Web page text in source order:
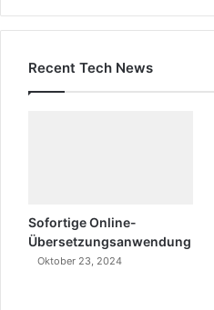
Recent Tech News
Sofortige Online-
Übersetzungsanwendung
Oktober 23, 2024